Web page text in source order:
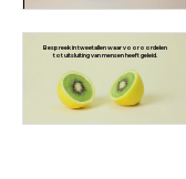
Bespreek in tweetallen waar vooroordelen
tot uitsluiting van mensen heeft geleid.